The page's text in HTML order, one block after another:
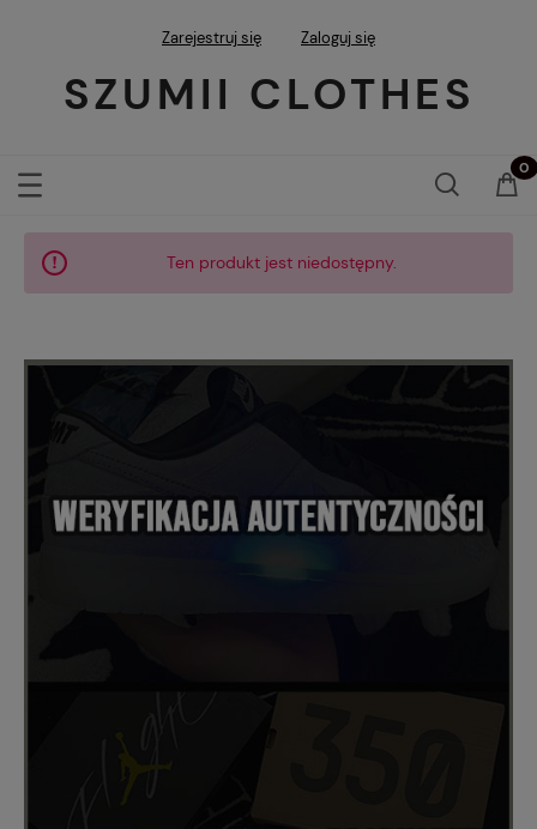
Zarejestruj się Zaloguj się
SZUMII CLOTHES
Ten produkt jest niedostępny.